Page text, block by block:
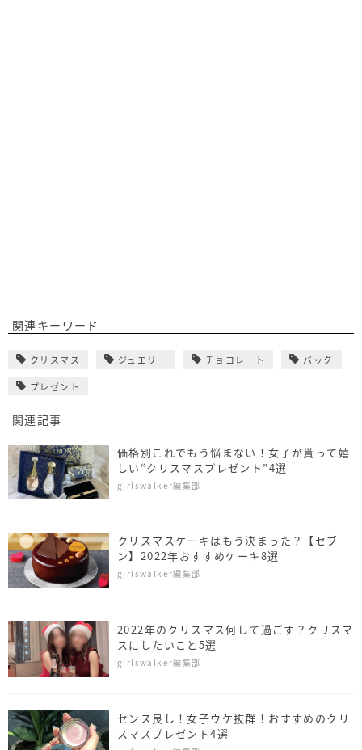
関連キーワード
クリスマス ジュエリー チョコレート バッグ
プレゼント
関連記事
価格別これでもう悩まない！女子が貰って嬉
しい“クリスマスプレゼント”4選
girlswalker編集部
クリスマスケーキはもう決まった？【セブ
ン】2022年おすすめケーキ8選
girlswalker編集部
2022年のクリスマス何して過ごす？クリスマ
スにしたいこと5選
girlswalker編集部
センス良し！女子ウケ抜群！おすすめのクリ
スマスプレゼント4選